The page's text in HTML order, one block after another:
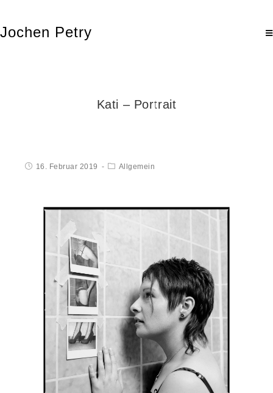
Jochen Petry
Kati – Portrait
16. Februar 2019 Allgemein